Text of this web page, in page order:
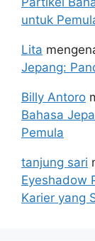
untuk
Lita
Jepang:
Billy Antoro
Bahasa
Pemula
tanjung sari
Eyeshadow
Karier yang